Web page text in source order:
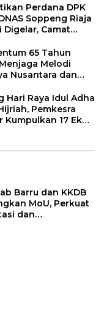
Perdana DPK
Soppeng Riaja
Digelar, Camat
Desa Maju
65 Tahun
Melodi
Nusantara dan
Hari Raya Idul Adha
Pemkesra
Kumpulkan 17 Ekor
Barru dan KKDB
MoU, Perkuat
dan